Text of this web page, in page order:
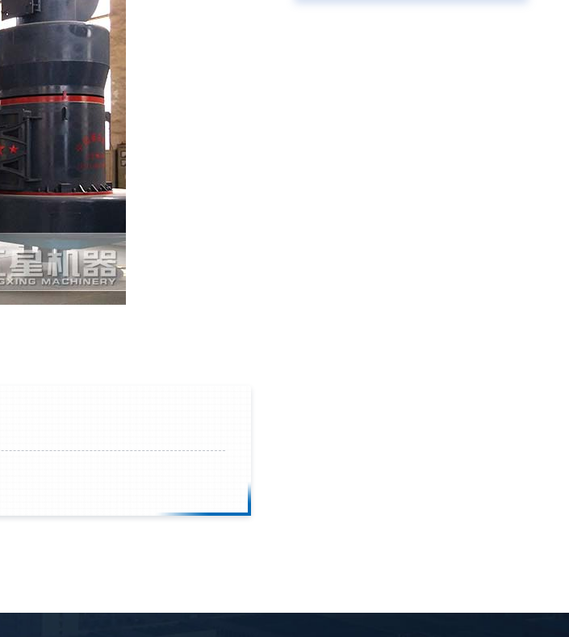
39分钟前 翟先生留言：石头碎沙设备和洗砂设备有吗？